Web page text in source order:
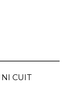
NI CUIT